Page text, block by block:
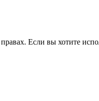
Если вы хотите